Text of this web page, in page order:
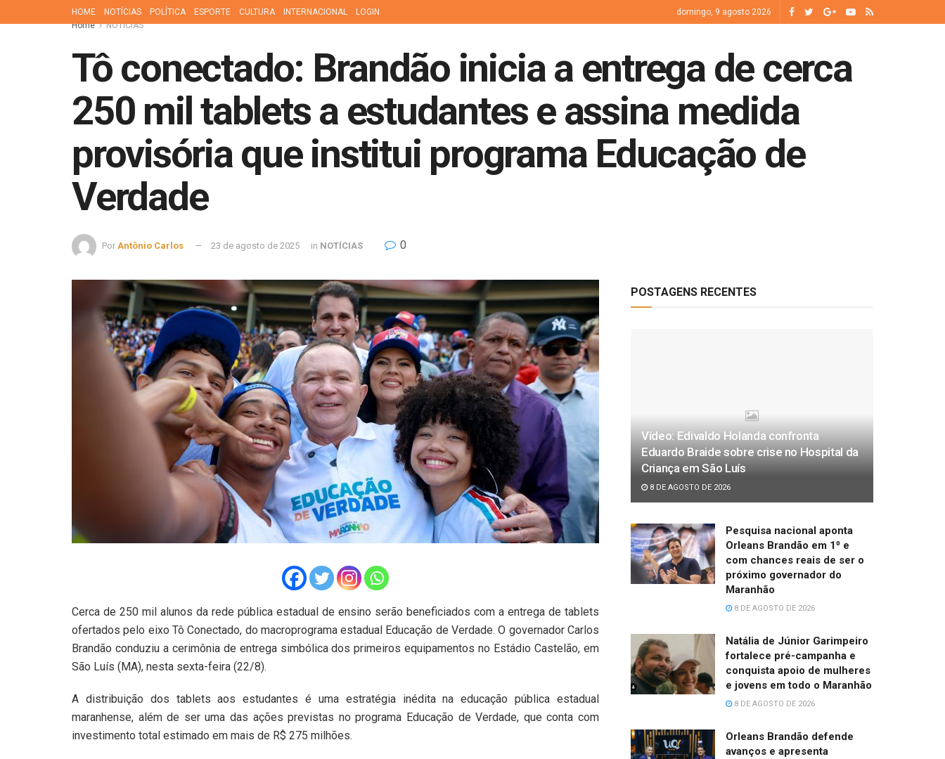
HOME NOTÍCIAS POLÍTICA ESPORTE CULTURA INTERNACIONAL LOGIN
domingo, 9 agosto 2026
Home
NOTÍCIAS
Tô conectado: Brandão inicia a entrega de cerca
250 mil tablets a estudantes e assina medida
provisória que institui programa Educação de
Verdade
Por Antônio Carlos 23 de agosto de 2025 in NOTÍCIAS 0
Cerca de 250 mil alunos da rede pública estadual de ensino serão beneficiados com a entrega de tablets
ofertados pelo eixo Tô Conectado, do macroprograma estadual Educação de Verdade. O governador Carlos
Brandão conduziu a cerimônia de entrega simbólica dos primeiros equipamentos no Estádio Castelão, em
São Luís (MA), nesta sexta-feira (22/8).
A distribuição dos tablets aos estudantes é uma estratégia inédita na educação pública estadual
maranhense, além de ser uma das ações previstas no programa Educação de Verdade, que conta com
investimento total estimado em mais de R$ 275 milhões.
POSTAGENS RECENTES
Vídeo: Edivaldo Holanda confronta
Eduardo Braide sobre crise no Hospital da
Criança em São Luís
8 DE AGOSTO DE 2026
Pesquisa nacional aponta
Orleans Brandão em 1⁰ e
com chances reais de ser o
próximo governador do
Maranhão
8 DE AGOSTO DE 2026
Natália de Júnior Garimpeiro
fortalece pré-campanha e
conquista apoio de mulheres
e jovens em todo o Maranhão
8 DE AGOSTO DE 2026
Orleans Brandão defende
avanços e apresenta